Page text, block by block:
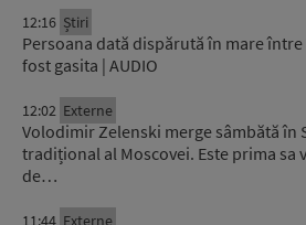
12:16 Știri
Persoana dată dispărută în mare între
fost gasita | AUDIO
12:02 Externe
Volodimir Zelenski merge sâmbătă în
tradițional al Moscovei. Este prima sa
de…
11:44 Externe